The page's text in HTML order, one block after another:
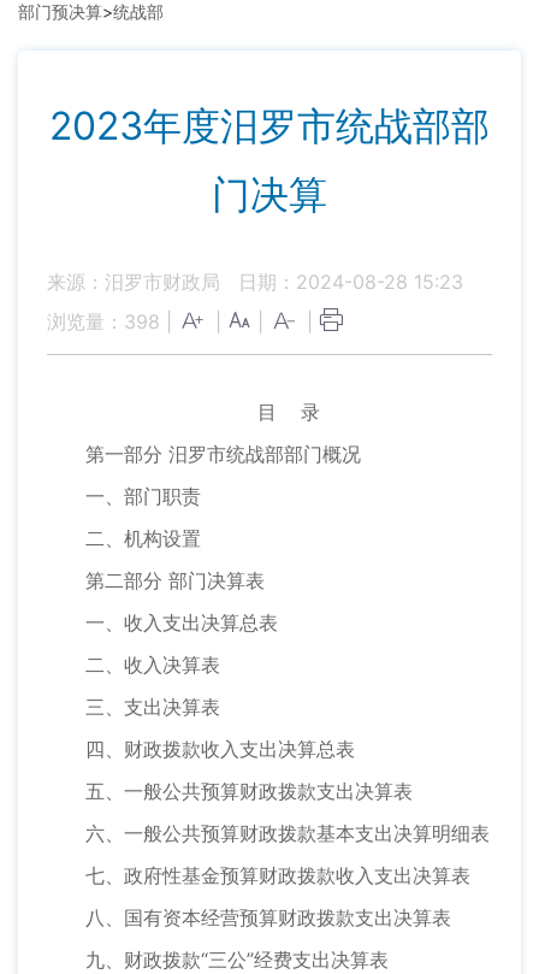
部门预决算>统战部
2023年度汨罗市统战部部
门决算
来源：汨罗市财政局
日期：2024-08-28 15:23
浏览量： 398
目 录
第一部分 汨罗市统战部部门概况
一、部门职责
二、机构设置
第二部分 部门决算表
一、收入支出决算总表
二、收入决算表
三、支出决算表
四、财政拨款收入支出决算总表
五、一般公共预算财政拨款支出决算表
六、一般公共预算财政拨款基本支出决算明细表
七、政府性基金预算财政拨款收入支出决算表
八、国有资本经营预算财政拨款支出决算表
九、财政拨款“三公”经费支出决算表